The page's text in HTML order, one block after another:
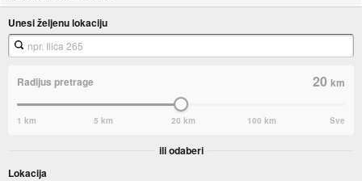
Unesi željenu lokaciju
Radijus pretrage 20km
1 km 5 km 20 km 100 km Sve
ili odaberi
Lokacija